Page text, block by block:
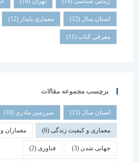
استان سال(12) معماری پایدار (12)
معرفی کتاب(11)
برچسب مجموعه مقالات
استان سال(13) سرزمین مادری(10)
معماری و کیفیت زندگی(6) معماران و محیط
جهانی شدن(3) فناوری (2)